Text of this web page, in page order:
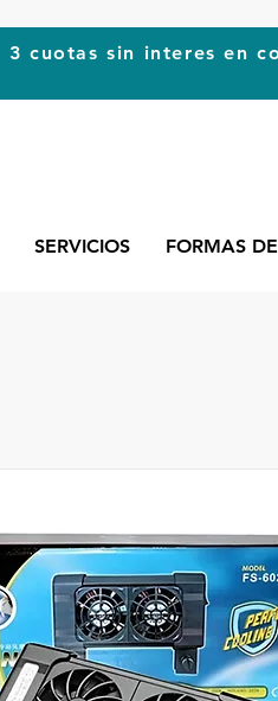
3 cuotas sin interes en
SERVICIOS FORMAS